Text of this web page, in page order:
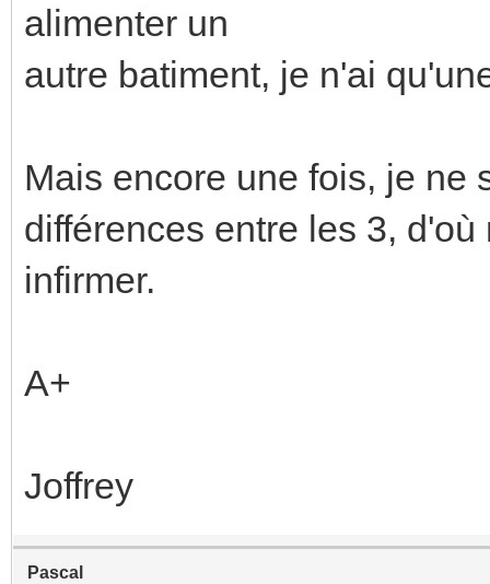
alimenter un
autre batiment, je n'ai
Mais encore une fois, je ne
différences entre les 3,
infirmer.
A+
Joffrey
Pascal